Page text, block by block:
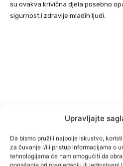
Upravljajte
Da bismo pružili najbolje iskustvo,
za čuvanje i/ili pristup informacijama o
tehnologijama će nam omogućiti da
su ovakva krivična djela posebno
sigurnost i zdravlje mladih ljudi.